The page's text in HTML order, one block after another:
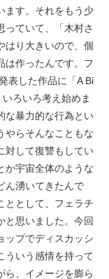
ます。それをもう少
っていて、「木村さ
はり大きいので、個
は作ったんです。フ
表した作品に「A Bi
ろいろ考え始めま
な暴力的な行為とい
やらそんなこともな
対して復讐もしてい
か宇宙全体のような
ん湧いてきたんで
ととして、フェラチ
と思いました。今回
ップでディスカッシ
ういう感情を持って
ら、イメージを膨ら